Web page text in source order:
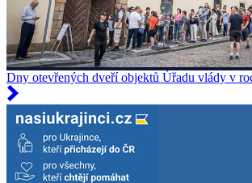
Dny otevřených dveří objektů Úřadu vlády v